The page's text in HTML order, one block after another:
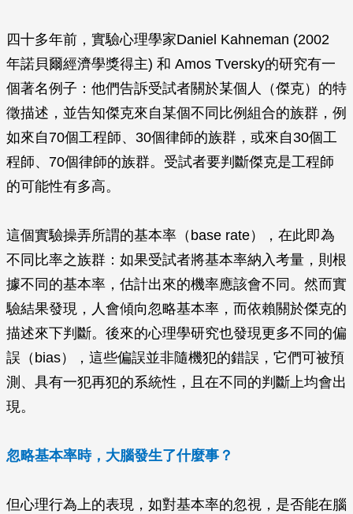
四十多年前，實驗心理學家Daniel Kahneman (2002
年諾貝爾經濟學獎得主) 和 Amos Tversky的研究有一
個著名例子：他們告訴受試者關於某個人（傑克）的特
徵描述，並告知傑克來自某個不同比例組合的族群，例
如來自70個工程師、30個律師的族群，或來自30個工
程師、70個律師的族群。受試者要判斷傑克是工程師
的可能性有多高。
這個實驗操弄所謂的基本率（base rate），在此即為
不同比率之族群：如果受試者將基本率納入考量，則根
據不同的基本率，估計出來的機率應該會不同。然而實
驗結果發現，人會傾向忽略基本率，而依賴關於傑克的
描述來下判斷。後來的心理學研究也發現更多不同的偏
誤（bias），這些偏誤並非隨機犯的錯誤，它們可被預
測、具有一犯再犯的系統性，且在不同的判斷上均會出
現。
忽略基本率時，大腦發生了什麼事？
但心理行為上的表現，如對基本率的忽視，是否能在腦